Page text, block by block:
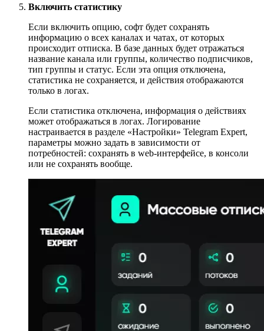
Включить статистику
Если включить опцию, софт будет сохранять
информацию о всех каналах и чатах, от которых
происходит отписка. В базе данных будет отражаться
название канала или группы, количество подписчиков,
тип группы и статус. Если эта опция отключена,
статистика не сохраняется, и действия отображаются
только в логах.
Если статистика отключена, информация о действиях
может отображаться в логах. Логирование
настраивается в разделе «Настройки» Telegram Expert,
параметры можно задать в зависимости от
потребностей: сохранять в web-интерфейсе, в консоли
или не сохранять вообще.